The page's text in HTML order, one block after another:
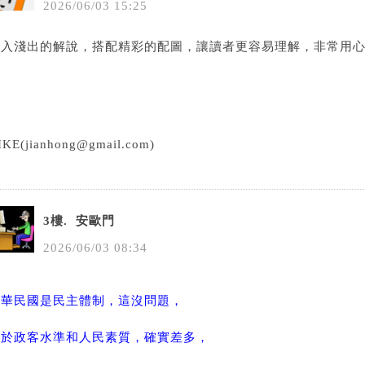
2026/06/03 15:25
淺出的解說，搭配精彩的配圖，讓讀者更容易理解，非常用
(jianhong@gmail.com)
3樓. 安歐門
2026/06/03 08:34
民國是民主體制，這沒問題，
政客水準和人民素質，確實差多，